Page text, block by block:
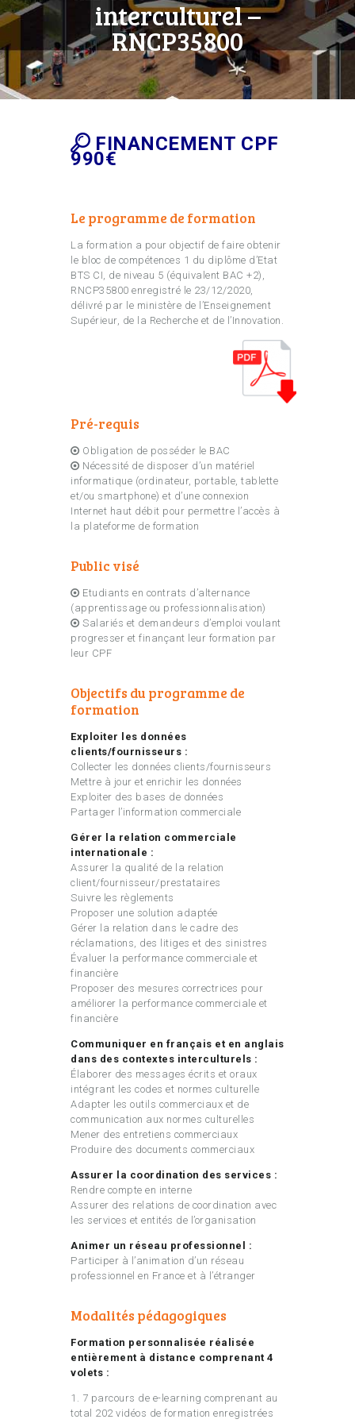
interculturel –
RNCP35800
FINANCEMENT CPF
990€
Le programme de formation
La formation a pour objectif de faire obtenir
le bloc de compétences 1 du diplôme d’Etat
BTS CI, de niveau 5 (équivalent BAC +2),
RNCP35800 enregistré le 23/12/2020,
délivré par le ministère de l’Enseignement
Supérieur, de la Recherche et de l’Innovation.
Pré-requis
Obligation de posséder le BAC
Nécessité de disposer d’un matériel
informatique (ordinateur, portable, tablette
et/ou smartphone) et d’une connexion
Internet haut débit pour permettre l’accès à
la plateforme de formation
Public visé
Etudiants en contrats d’alternance
(apprentissage ou professionnalisation)
Salariés et demandeurs d’emploi voulant
progresser et finançant leur formation par
leur CPF
Objectifs du programme de
formation
Exploiter les données
clients/fournisseurs :
Collecter les données clients/fournisseurs
Mettre à jour et enrichir les données
Exploiter des bases de données
Partager l’information commerciale
Gérer la relation commerciale
internationale :
Assurer la qualité de la relation
client/fournisseur/prestataires
Suivre les règlements
Proposer une solution adaptée
Gérer la relation dans le cadre des
réclamations, des litiges et des sinistres
Évaluer la performance commerciale et
financière
Proposer des mesures correctrices pour
améliorer la performance commerciale et
financière
Communiquer en français et en anglais
dans des contextes interculturels :
Élaborer des messages écrits et oraux
intégrant les codes et normes culturelle
Adapter les outils commerciaux et de
communication aux normes culturelles
Mener des entretiens commerciaux
Produire des documents commerciaux
Assurer la coordination des services :
Rendre compte en interne
Assurer des relations de coordination avec
les services et entités de l’organisation
Animer un réseau professionnel :
Participer à l’animation d’un réseau
professionnel en France et à l’étranger
Modalités pédagogiques
Formation personnalisée réalisée
entièrement à distance comprenant 4
volets :
1. 7 parcours de e-learning comprenant au
total 202 vidéos de formation enregistrées